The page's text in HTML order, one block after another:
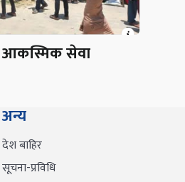
सेवा
अन्य
देश बाहिर
सूचना-प्रविधि